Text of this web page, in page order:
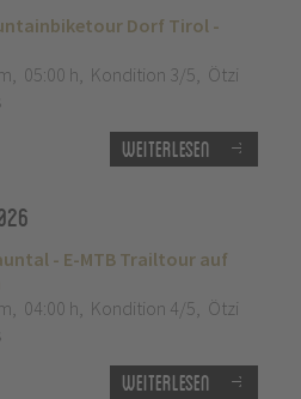
Dorf Tirol -
, 05:00 h, Kondition 3/5, Ötzi
Weiterlesen
- E-MTB Trailtour auf
, 04:00 h, Kondition 4/5, Ötzi
Weiterlesen